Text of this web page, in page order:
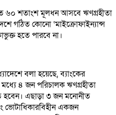
৬০ শতাংশ মূলধন আসবে ঋণগ্রহীতা
গঠিত কোনো ‘মাইক্রোফাইন্যান্স
হতে পারবে না।
বলা হয়েছে, ব্যাংকের
৪ জন পরিচালক ঋণগ্রহীতা
হবেন। এছাড়া ৩ জন মনোনীত
ভোটাধিকারবিহীন একজন